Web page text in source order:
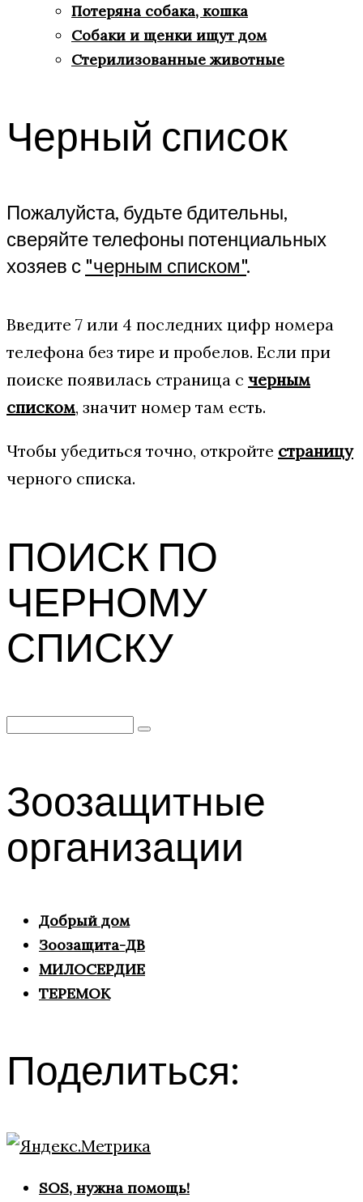
Потеряна собака, кошка
Собаки и щенки ищут дом
Стерилизованные животные
Черный список
Пожалуйста, будьте бдительны,
сверяйте телефоны потенциальных
хозяев с "черным списком".
Введите 7 или 4 последних цифр номера
телефона без тире и пробелов. Если при
поиске появилась страница с черным
списком, значит номер там есть.
Чтобы убедиться точно, откройте страницу
черного списка.
ПОИСК ПО
ЧЕРНОМУ
СПИСКУ
Search
Зоозащитные
организации
Добрый дом
Зоозащита-ДВ
МИЛОСЕРДИЕ
ТЕРЕМОК
Поделиться:
SOS, нужна помощь!